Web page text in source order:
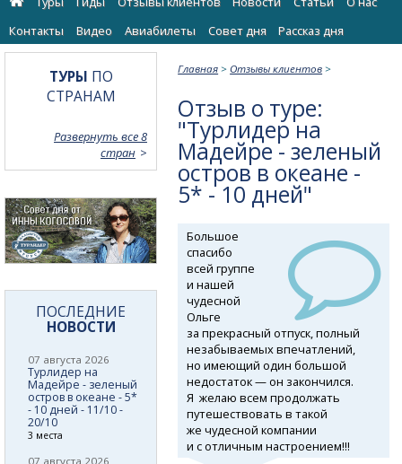
Контакты
Видео Авиабилеты Cовет дня Рассказ дня
Главная > Отзывы клиентов >
Отзыв о туре:
"Турлидер на
Мадейре - зеленый
остров в океане -
5* - 10 дней"
Большое
спасибо
всей группе
и нашей
чудесной
Ольге
за прекрасный отпуск, полный
незабываемых впечатлений,
но имеющий один большой
недостаток — он закончился.
Я желаю всем продолжать
путешествовать в такой
же чудесной компании
и с отличным настроением!!!
ТУРЫ ПО
СТРАНАМ
Развернуть все 8
стран
ПОСЛЕДНИЕ
НОВОСТИ
07 августа 2026
Турлидер на
Мадейре - зеленый
остров в океане - 5*
- 10 дней - 11/10 -
20/10
3 места
07 августа 2026